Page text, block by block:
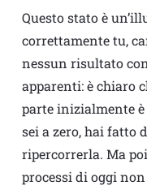
Questo stato è
correttamente tu,
nessun risultato
apparenti: è chiaro
parte inizialmente è
sei a zero, hai fatto
ripercorrerla. Ma
processi di oggi